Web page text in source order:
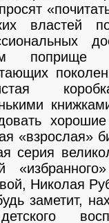
властей
поприще
«взрослая»
серия
Николая
заметит,